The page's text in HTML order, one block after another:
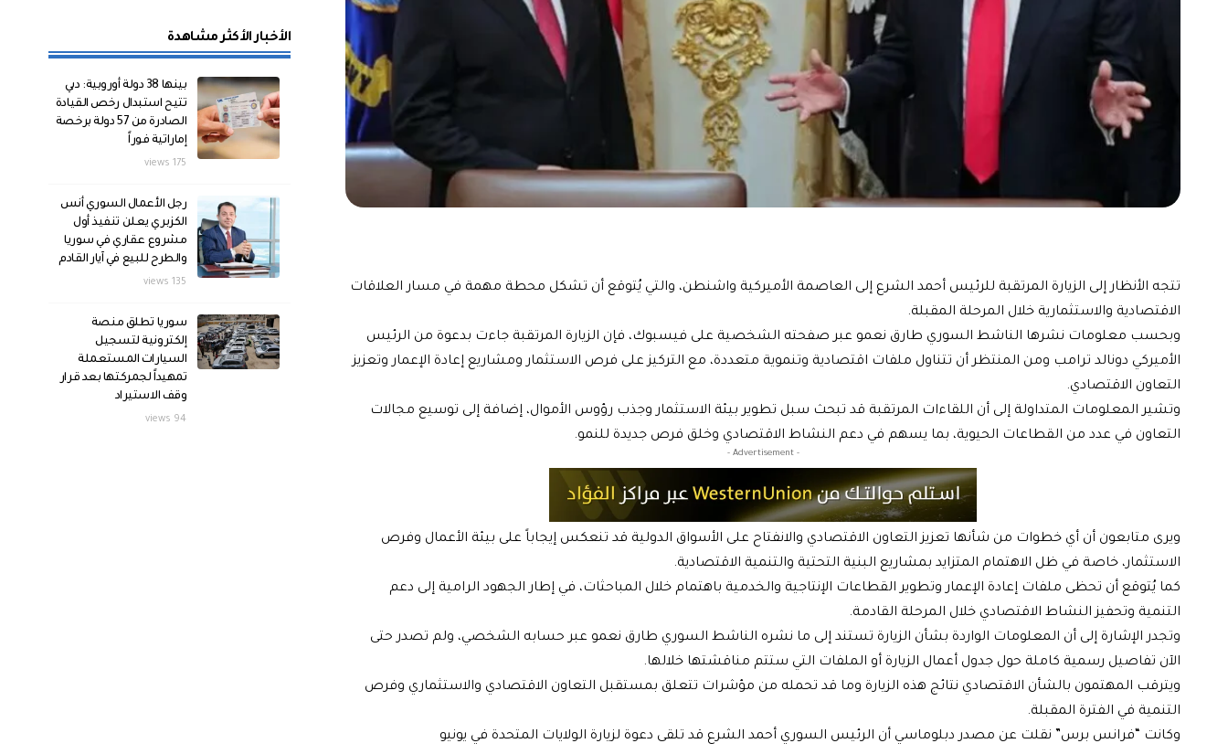
تتجه الأنظار إلى الزيارة المرتقبة للرئيس أحمد الشرع إلى العاصمة الأميركية واشنطن، والتي يُتوقع أن تشكل محطة مهمة في مسار العلاقات
الاقتصادية والاستثمارية خلال المرحلة المقبلة.
وبحسب معلومات نشرها الناشط السوري طارق نعمو عبر صفحته الشخصية على فيسبوك، فإن الزيارة المرتقبة جاءت بدعوة من الرئيس
الأميركي دونالد ترامب ومن المنتظر أن تتناول ملفات اقتصادية وتنموية متعددة، مع التركيز على فرص الاستثمار ومشاريع إعادة الإعمار وتعزيز
التعاون الاقتصادي.
وتشير المعلومات المتداولة إلى أن اللقاءات المرتقبة قد تبحث سبل تطوير بيئة الاستثمار وجذب رؤوس الأموال، إضافة إلى توسيع مجالات
التعاون في عدد من القطاعات الحيوية، بما يسهم في دعم النشاط الاقتصادي وخلق فرص جديدة للنمو.
- Advertisement -
ويرى متابعون أن أي خطوات من شأنها تعزيز التعاون الاقتصادي والانفتاح على الأسواق الدولية قد تنعكس إيجاباً على بيئة الأعمال وفرص
الاستثمار، خاصة في ظل الاهتمام المتزايد بمشاريع البنية التحتية والتنمية الاقتصادية.
كما يُتوقع أن تحظى ملفات إعادة الإعمار وتطوير القطاعات الإنتاجية والخدمية باهتمام خلال المباحثات، في إطار الجهود الرامية إلى دعم
التنمية وتحفيز النشاط الاقتصادي خلال المرحلة القادمة.
وتجدر الإشارة إلى أن المعلومات الواردة بشأن الزيارة تستند إلى ما نشره الناشط السوري طارق نعمو عبر حسابه الشخصي، ولم تصدر حتى
الآن تفاصيل رسمية كاملة حول جدول أعمال الزيارة أو الملفات التي ستتم مناقشتها خلالها.
ويترقب المهتمون بالشأن الاقتصادي نتائج هذه الزيارة وما قد تحمله من مؤشرات تتعلق بمستقبل التعاون الاقتصادي والاستثماري وفرص
التنمية في الفترة المقبلة.
وكانت “فرانس برس” نقلت عن مصدر دبلوماسي أن الرئيس السوري أحمد الشرع قد تلقى دعوة لزيارة الولايات المتحدة في يونيو
الأخبار الأكثر مشاهدة
بينها 38 دولة أوروبية: دبي
تتيح استبدال رخص القيادة
الصادرة من 57 دولة برخصة
إماراتية فوراً
175 views
رجل الأعمال السوري أنس
الكزبري يعلن تنفيذ أول
مشروع عقاري في سوريا
والطرح للبيع في آيار القادم
135 views
سوريا تطلق منصة
إلكترونية لتسجيل
السيارات المستعملة
تمهيداً لجمركتها بعد قرار
وقف الاستيراد
94 views